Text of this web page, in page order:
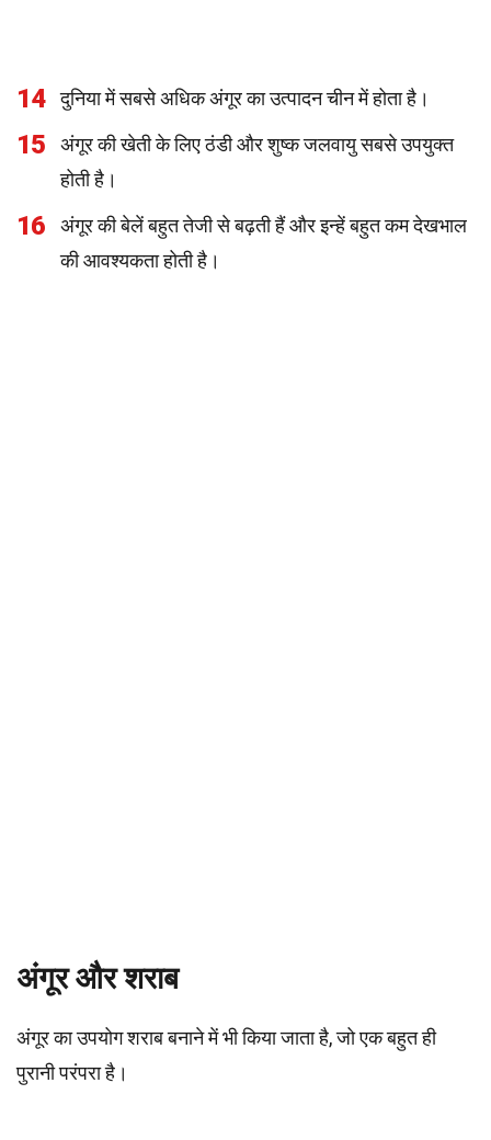
14 दुनिया में सबसे अधिक अंगूर का उत्पादन चीन में होता है।
15
अंगूर की खेती के लिए ठंडी और शुष्क जलवायु सबसे उपयुक्त
होती है।
16
अंगूर की बेलें बहुत तेजी से बढ़ती हैं और इन्हें बहुत कम देखभाल
की आवश्यकता होती है।
अंगूर और शराब
अंगूर का उपयोग शराब बनाने में भी किया जाता है, जो एक बहुत ही
पुरानी परंपरा है।